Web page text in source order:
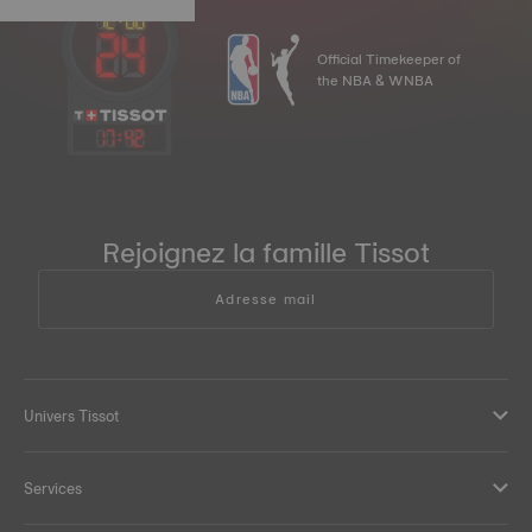
17:42
Official Timekeeper of
the NBA & WNBA
Rejoignez la famille Tissot
Adresse mail
Univers Tissot
Services